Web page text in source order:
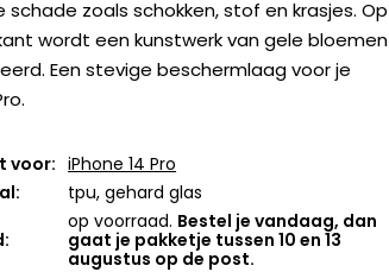
schade zoals schokken, stof en krasjes. Op
wordt een kunstwerk van gele bloemen
Een stevige beschermlaag voor je
voor: iPhone 14 Pro
tpu, gehard glas
op voorraad. Bestel je vandaag, dan
gaat je pakketje tussen 10 en 13
augustus op de post.